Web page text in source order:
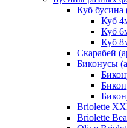
Куб бусина
Куб
Куб
Куб
Скарабей
Биконусы
Briolette
Briolette